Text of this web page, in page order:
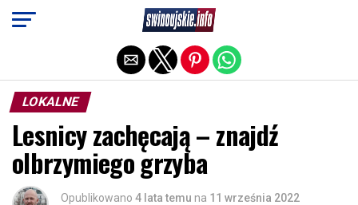
LOKALNE
Lesnicy zachęcają – znajdź
olbrzymiego grzyba
Opublikowano 4 lata temu na 11 września 2022
Exit mobile version